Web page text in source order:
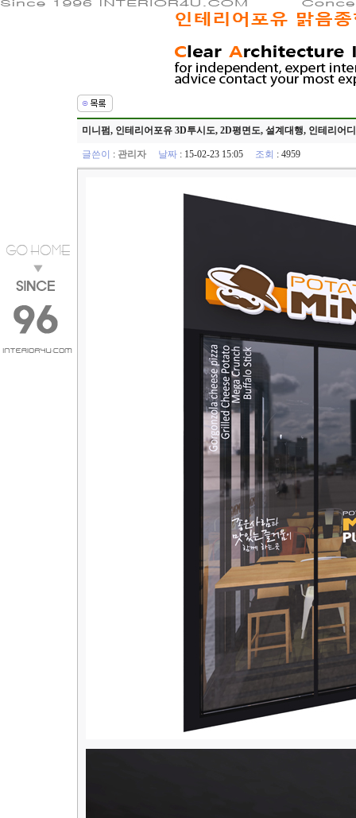
미니펌, 인테리어포유 3D투시도, 2D평면도, 설계대행, 인테리어
글쓴이 : 관리자 날짜 : 15-02-23 15:05 조회 : 4959